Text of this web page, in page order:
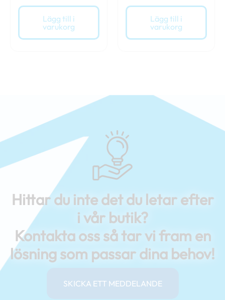
Lägg till i
varukorg
Lägg till i
varukorg
Hittar du inte det du letar efter
i vår butik?
Kontakta oss så tar vi fram en
lösning som passar dina behov!
SKICKA ETT MEDDELANDE